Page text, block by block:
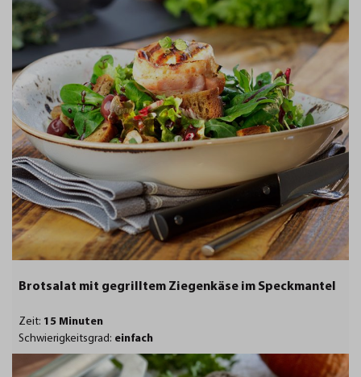
Brotsalat mit gegrilltem Ziegenkäse im Speckmantel
Zeit: 15 Minuten
Schwierigkeitsgrad: einfach